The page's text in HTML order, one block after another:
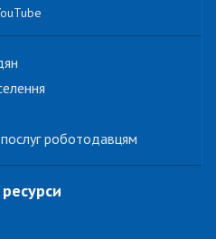
роботодавцям